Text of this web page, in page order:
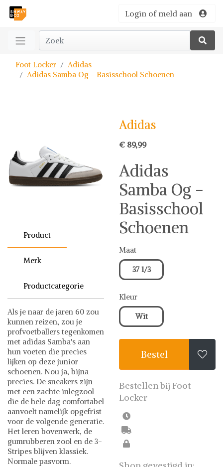
Login of meld aan
Foot Locker
Adidas
Adidas Samba Og - Basisschool Schoenen
Product
Merk
Productcategorie
Als je naar de jaren 60 zou
kunnen reizen, zou je
profvoetballers tegenkomen
met adidas Samba's aan
hun voeten die precies
lijken op deze junior
schoenen. Nou ja, bijna
precies. De sneakers zijn
met een zachte inlegzool
die de hele dag comfortabel
aanvoelt namelijk opgefrist
voor de volgende generatie.
Het leren bovenwerk, de
gumrubberen zool en de 3-
Stripes blijven klassiek.
Normale pasvorm.
Adidas
€ 89,99
Adidas
Samba Og -
Basisschool
Schoenen
Maat
37 1/3
Kleur
Wit
Bestel 
Bestellen bij Foot
Locker